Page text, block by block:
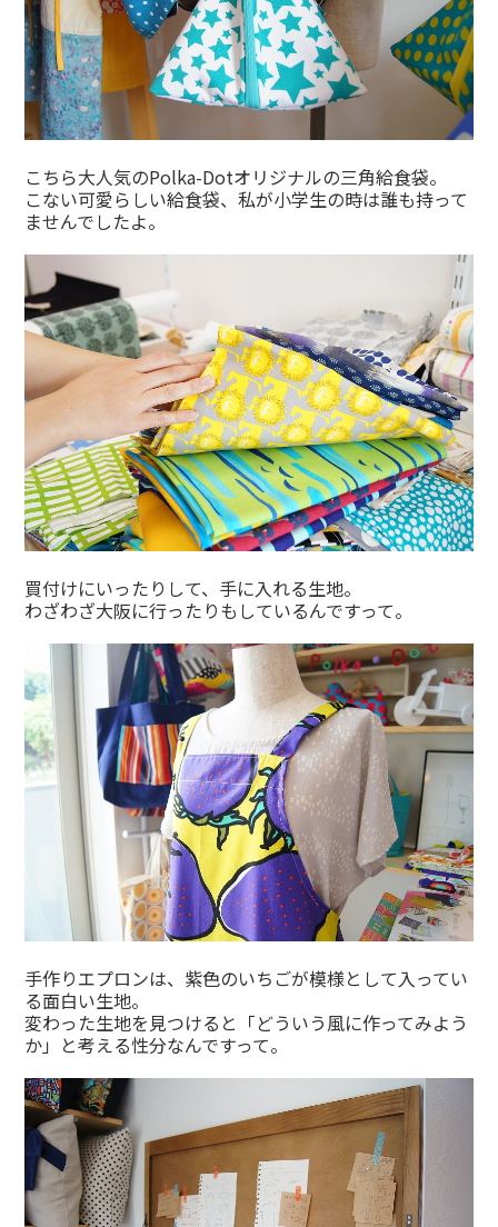
こちら大人気のPolka-Dotオリジナルの三角給食袋。
こない可愛らしい給食袋、私が小学生の時は誰も持って
ませんでしたよ。
買付けにいったりして、手に入れる生地。
わざわざ大阪に行ったりもしているんですって。
手作りエプロンは、紫色のいちごが模様として入ってい
る面白い生地。
変わった生地を見つけると「どういう風に作ってみよう
か」と考える性分なんですって。